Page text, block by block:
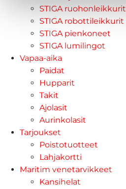
STIGA ruohonleikkurit
STIGA robottileikkurit
STIGA pienkoneet
STIGA lumilingot
Vapaa-aika
Paidat
Hupparit
Takit
Ajolasit
Aurinkolasit
Tarjoukset
Poistotuotteet
Lahjakortti
Maritim venetarvikkeet
Kansihelat